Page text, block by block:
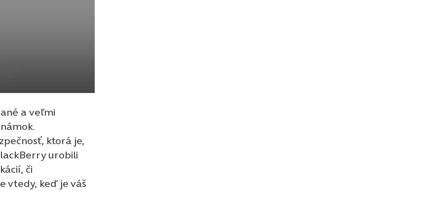
a veľmi
ktorá je,
urobili
či
vtedy, keď je váš